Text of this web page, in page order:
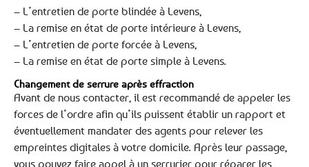
– L’entretien de porte blindée à Levens,
– La remise en état de porte intérieure à Levens,
– L’entretien de porte forcée à Levens,
– La remise en état de porte simple à Levens.
Changement de serrure après effraction
Avant de nous contacter, il est recommandé de appeler les
forces de l’ordre afin qu’ils puissent établir un rapport et
éventuellement mandater des agents pour relever les
empreintes digitales à votre domicile. Après leur passage,
vous pouvez faire appel à un serrurier pour réparer les